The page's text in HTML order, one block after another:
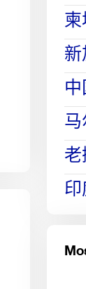
柬
新
中
印